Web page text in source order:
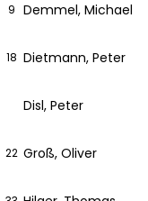
9 Demmel, Michael
18 Dietmann, Peter
Disl, Peter
22 Groß, Oliver